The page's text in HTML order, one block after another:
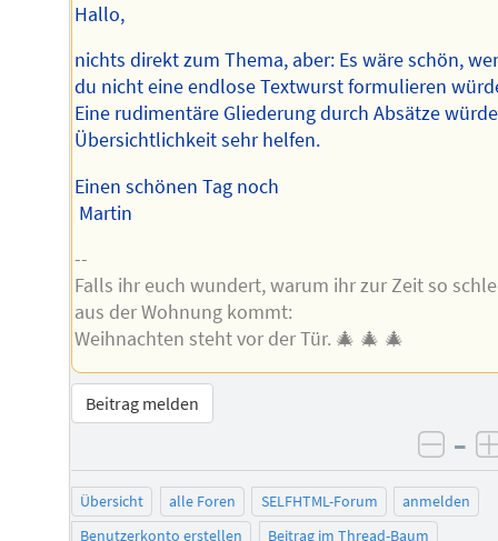
Hallo,
nichts direkt zum Thema, aber: Es wäre schön,
du nicht eine endlose Textwurst formulieren
Eine rudimentäre Gliederung durch Absätze
Übersichtlichkeit sehr helfen.
Einen schönen Tag noch
Martin
--
Falls ihr euch wundert, warum ihr zur Zeit so
aus der Wohnung kommt:
Weihnachten steht vor der Tür. 🎄 🎄 🎄
Beitrag melden
–
Übersicht alle Foren SELFHTML-Forum
anmelden
Benutzerkonto erstellen
Beitrag im Thread-Baum